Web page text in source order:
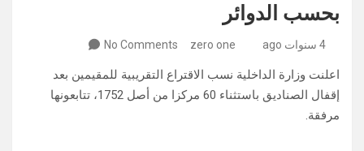
بحسب الدوائر
4 سنوات ago zero one
No Comments
اعلنت وزارة الداخلية نسب الاقتراع التقريبية للمقيمين بعد
إقفال الصناديق باستثناء 60 مركزا من أصل 1752، تتابعونها
مرفقة.